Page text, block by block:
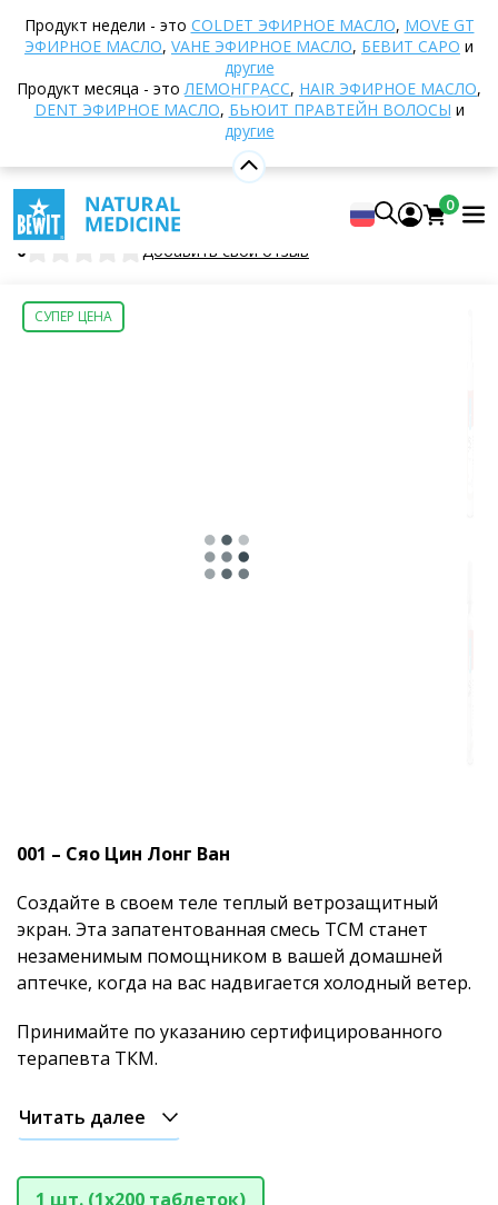
Продукт недели - это COLDET ЭФИРНОЕ МАСЛО, MOVE GT
ЭФИРНОЕ МАСЛО, VAHE ЭФИРНОЕ МАСЛО, БЕВИТ САРО и
другие
Продукт месяца - этоЛЕМОНГРАСС, HAIR ЭФИРНОЕ МАСЛО,
DENT ЭФИРНОЕ МАСЛО, БЬЮИТ ПРАВТЕЙН ВОЛОСЫ и
другие
0
добавки
ТКМ - Традиционная китайская
001 - Рассеивание ветра
001 - Рассеивание ветра
Диетическая добавка
BEWIT Wind Dispersion
0 Добавить свой отзыв
СУПЕР ЦЕНА
001 – Сяо Цин Лонг Ван
Создайте в своем теле теплый ветрозащитный
экран. Эта запатентованная смесь TCM станет
незаменимым помощником в вашей домашней
аптечке, когда на вас надвигается холодный ветер.
Принимайте по указанию сертифицированного
терапевта ТКМ.
Читать далее
1 шт. (1x200 таблеток)